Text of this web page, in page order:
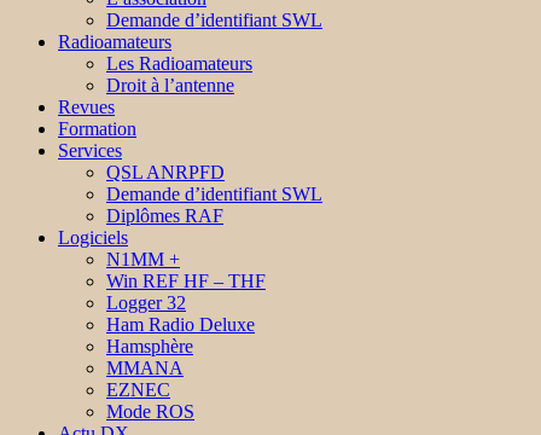
Demande d’identifiant SWL
Radioamateurs
Les Radioamateurs
Droit à l’antenne
Revues
Formation
Services
QSL ANRPFD
Demande d’identifiant SWL
Diplômes RAF
Logiciels
N1MM +
Win REF HF – THF
Logger 32
Ham Radio Deluxe
Hamsphère
MMANA
EZNEC
Mode ROS